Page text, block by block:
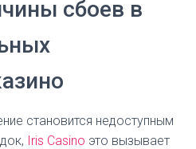
сбоев в
становится недоступным
Iris Casino это вызывает